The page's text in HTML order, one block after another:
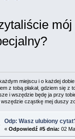
mój
miejscu i o każdej dobie
z tobą płakał, gdziem się z
i wszędzie będę ja przy
wszędzie cząstkę mej duszy
Odp: Wasz ulubiony
« Odpowiedź #5 dnia: 02